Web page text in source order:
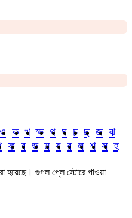
ও ক খ ক্ষ গ ঘ চ ছ জ ঝ
ফ ব ভ ম য র ল শ স হ
হয়েছে। গুগল প্লে স্টোরে পাওয়া